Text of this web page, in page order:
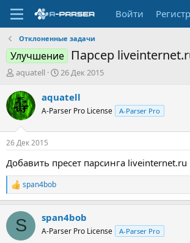
Войти
Отклоненные задачи
Улучшение Парсер
А
т
о
р
т
е
м
ы
aquatell
Д
т
н
а
л
26 Дек 2015
aquatell
A-Parser Pro License A-Parser Pro
26 Дек 2015
Добавить пресет парсинга liveinternet.ru
Р
е
к
и
span4bob
S span4bob
A-Parser Pro License A-Parser Pro